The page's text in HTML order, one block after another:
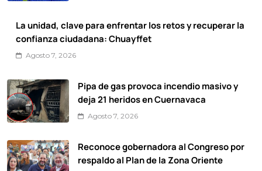
La unidad, clave para enfrentar los retos y recuperar la
confianza ciudadana: Chuayffet
Agosto 7, 2026
Pipa de gas provoca incendio masivo y
deja 21 heridos en Cuernavaca
Agosto 7, 2026
Reconoce gobernadora al Congreso por
respaldo al Plan de la Zona Oriente